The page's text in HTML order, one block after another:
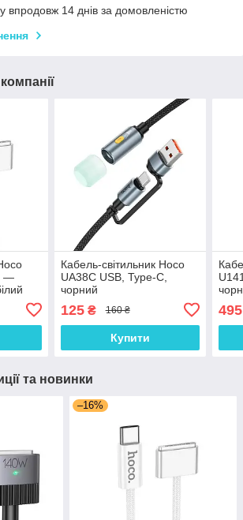
впродовж 14 днів за домовленістю
—
Кабель-світильник Hoco
UA38C USB, Type-C,
чорний
125₴ 160 ₴
Купити
495
та новинки
–16%